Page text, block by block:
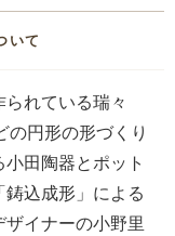
いて
れている瑞々
の円形の形づくり
田陶器とポット
込成形」による
イナーの小野里